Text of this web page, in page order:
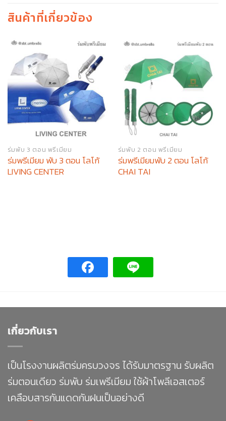
สินค้าที่เกี่ยวข้อง
ร่มพับ 3 ตอน พรีเมียม
ร่มพรีเมียม พับ 3 ตอน โลโก้
LIVING CENTER
ร่มพับ 2 ตอน พรีเมียม
ร่มพรีเมียมพับ 2 ตอน โลโก้
CHAI TAI
เกี่ยวกับเรา
เป็นโรงงานผลิตร่มครบวงจร ได้รับมาตรฐาน รับผลิต
ร่มตอนเดียว ร่มพับ ร่มเพรีเมียม ใช้ผ้าโพลีเอสเตอร์
เคลือบสารกันแดดกันฝนเป็นอย่างดี